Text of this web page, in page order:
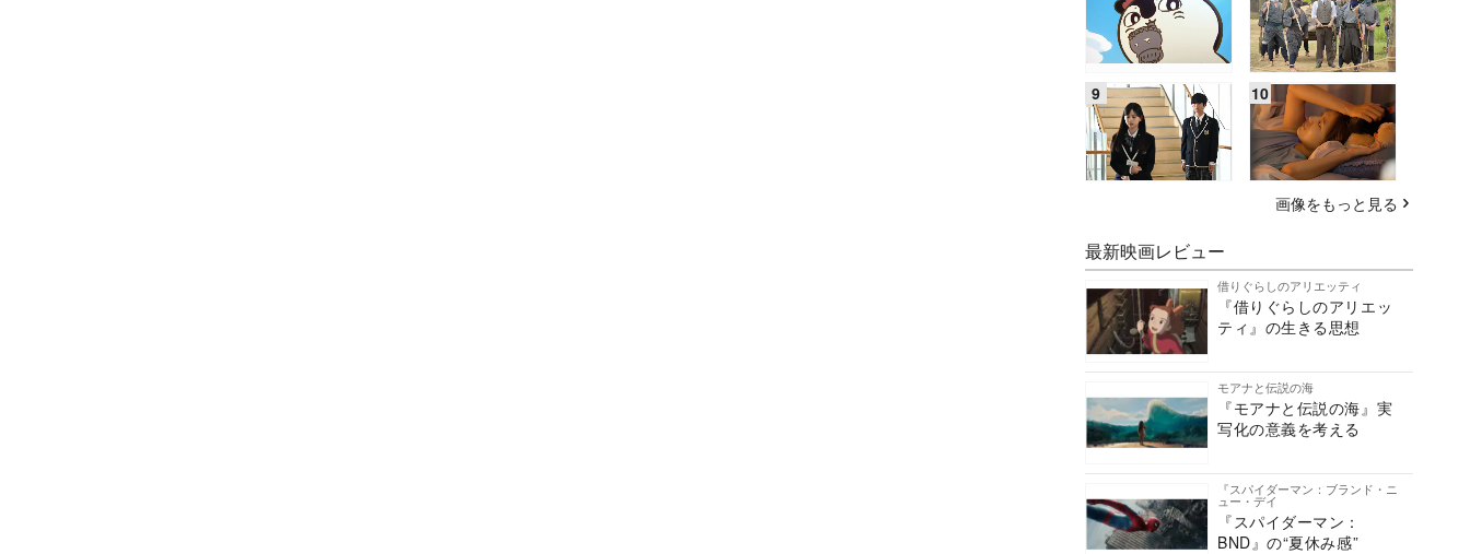
画像をもっと見る
最新映画レビュー
借りぐらしのアリエッティ
『借りぐらしのアリエッ
ティ』の生きる思想
モアナと伝説の海
『モアナと伝説の海』実
写化の意義を考える
『スパイダーマン：ブランド・ニ
ュー・デイ
『スパイダーマン：
BND』の“夏休み感”